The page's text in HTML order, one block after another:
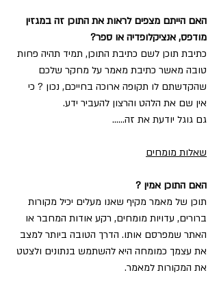
האם הייתם מצפים לראות את התוכן זה במגזין
מודפס, אנציקלופדיה או ספר?
כתיבת תוכן לשם כתיבת התוכן, תמיד תהיה פחות
טובה מאשר כתיבת מאמר על מחקר שלכם
שהקדשתם לו תקופה ארוכה בחייכם, נכון ? כי
אין שם את הלהט והרצון להעביר ידע.
גם גוגל יודעת את זה......
שאלות מומחים
האם התוכן אמין ?
תוכן של מאמר מקיף שאנו מעלים יכיל מקורות
ברורים, עדויות מומחים, רקע אודות המחבר או
האתר שמפרסם אותו. הדרך הטובה ביותר למצב
את עצמך כמומחה היא להשתמש בנתונים ולצטט
את המקורות למאמר.